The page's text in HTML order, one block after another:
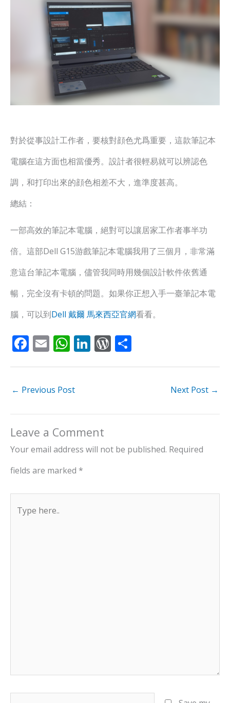
對於從事設計工作者，要核對顔色尤爲重要，這款筆記本
電腦在這方面也相當優秀。設計者很輕易就可以辨認色
調，和打印出來的顔色相差不大，進準度甚高。
總結：
一部高效的筆記本電腦，絕對可以讓居家工作者事半功
倍。這部Dell G15游戲筆記本電腦我用了三個月，非常滿
意這台筆記本電腦，儘管我同時用幾個設計軟件依舊通
暢，完全沒有卡頓的問題。如果你正想入手一臺筆記本電
腦，可以到Dell 戴爾 馬來西亞官網看看。
F
b
o
o
k
E
l
W
s
A
p
p
Li
dI
n
W
e
← Previous Post Next Post →
Leave a Comment
Your email address will not be published. Required
fields are marked *